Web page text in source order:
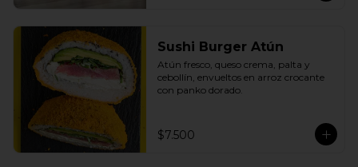
Sushi Burger Atún
Atún fresco, queso crema, palta y
cebollín, envueltos en arroz crocante
con panko dorado.
$7.500